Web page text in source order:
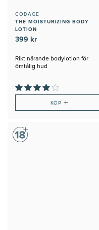
CODAGE
THE MOISTURIZING BODY
LOTION
399 kr
Rikt närande bodylotion för
ömtålig hud
KÖP+